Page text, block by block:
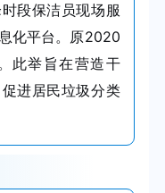
段保洁员现场服
化平台。原2020
此举旨在营造干
进居民垃圾分类